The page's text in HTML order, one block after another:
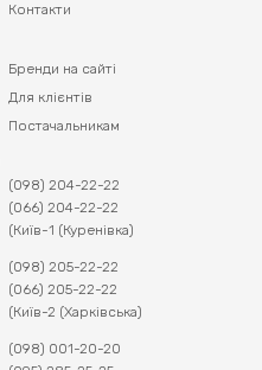
Контакти
Бренди на сайті
Для клієнтів
Постачальникам
(098) 204-22-22
(066) 204-22-22
(Київ-1 (Куренівка)
(098) 205-22-22
(066) 205-22-22
(Київ-2 (Харківська)
(098) 001-20-20